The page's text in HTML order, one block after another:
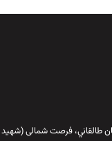
طالقاني،‌ فرصت شمالی